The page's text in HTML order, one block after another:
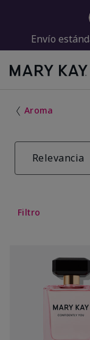
Envío
Aroma
Relevancia
Filtro